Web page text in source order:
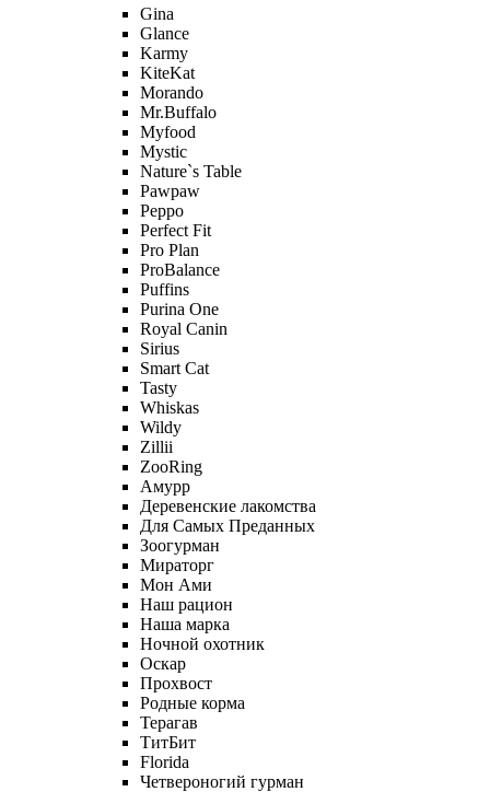
Gina
Glance
Karmy
KiteKat
Morando
Mr.Buffalo
Myfood
Mystic
Nature`s Table
Pawpaw
Peppo
Perfect Fit
Pro Plan
ProBalance
Puffins
Purina One
Royal Canin
Sirius
Smart Cat
Tasty
Whiskas
Wildy
Zillii
ZooRing
Амурр
Деревенские лакомства
Для Самых Преданных
Зоогурман
Мираторг
Мон Ами
Наш рацион
Наша марка
Ночной охотник
Оскар
Прохвост
Родные корма
Терагав
ТитБит
Florida
Четвероногий гурман